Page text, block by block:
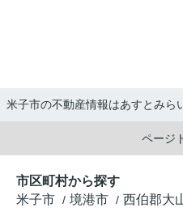
米子市の不動産情報はあすとみら
ページ
市区町村から探す
米子市
境港市 西伯郡大